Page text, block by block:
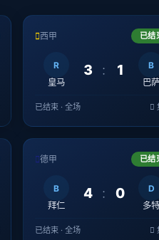
西甲 已结
R
皇马
3 : 1
B
巴萨
已结束 · 全场
德甲 已结
B
拜仁
4 : 0
D
多特
已结束 · 全场